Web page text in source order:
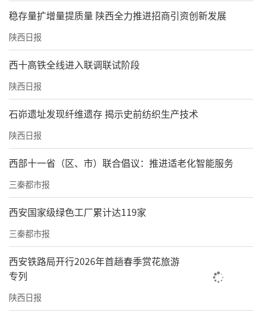
稳存量扩增量提质量 陕西全力推进招商引资创新发展
陕西日报
西十高铁全线进入联调联试阶段
陕西日报
石峁遗址发现纤维遗存 揭示史前纺织生产技术
陕西日报
西部十一省（区、市）联合倡议：推进适老化智能服务
三秦都市报
西安国家级绿色工厂累计达119家
三秦都市报
西安铁路局开行2026年首趟春季赏花旅游
专列
陕西日报